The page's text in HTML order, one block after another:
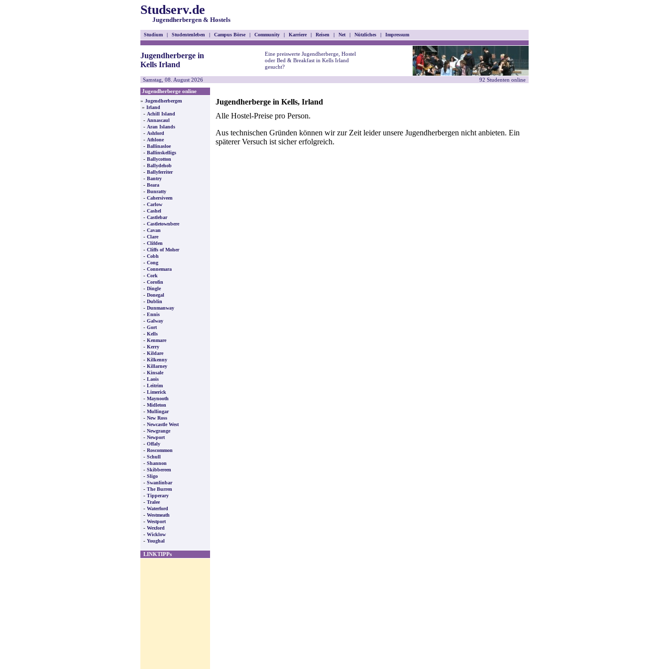
Studserv.de
Jugendherbergen & Hostels
Studium | Studentenleben | Campus Börse | Community | Karriere | Reisen | Net | Nützliches | Impressum
Jugendherberge in
Kells Irland
Eine preiswerte Jugendherberge, Hostel
oder Bed & Breakfast in Kells Irland
gesucht?
Samstag, 08. August 2026
92 Studenten online
Jugendherberge online
» Jugendherbergen
» Irland
- Achill Island
- Annascaul
- Aran Islands
- Ashford
- Athlone
- Ballinasloe
- Ballinskelligs
- Ballycotton
- Ballydehob
- Ballyferriter
- Bantry
- Beara
- Bunratty
- Cahersiveen
- Carlow
- Cashel
- Castlebar
- Castletownbere
- Cavan
- Clare
- Clifden
- Cliffs of Moher
- Cobh
- Cong
- Connemara
- Cork
- Corofin
- Dingle
- Donegal
- Dublin
- Dunmanway
- Ennis
- Galway
- Gort
- Kells
- Kenmare
- Kerry
- Kildare
- Kilkenny
- Killarney
- Kinsale
- Laois
- Leitrim
- Limerick
- Maynooth
- Midleton
- Mullingar
- New Ross
- Newcastle West
- Newgrange
- Newport
- Offaly
- Roscommon
- Schull
- Shannon
- Skibbereen
- Sligo
- Swanlinbar
- The Burren
- Tipperary
- Tralee
- Waterford
- Westmeath
- Westport
- Wexford
- Wicklow
- Youghal
LINKTIPPs
Jugendherberge in Kells, Irland
Alle Hostel-Preise pro Person.
Aus technischen Gründen können wir zur Zeit leider unsere Jugendherbergen nicht anbieten. Ein
späterer Versuch ist sicher erfolgreich.